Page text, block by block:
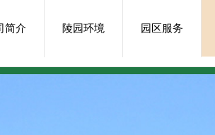
简介 陵园环境 园区服务